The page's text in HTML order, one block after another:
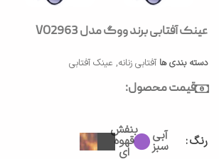
عینک آفتابی برند ووگ مدل VO2963
دسته بندی ها آفتابی زنانه, عینک آفتابی
قیمت محصول:
رنگ آبی
سبز
بنفش
قهوه
ای